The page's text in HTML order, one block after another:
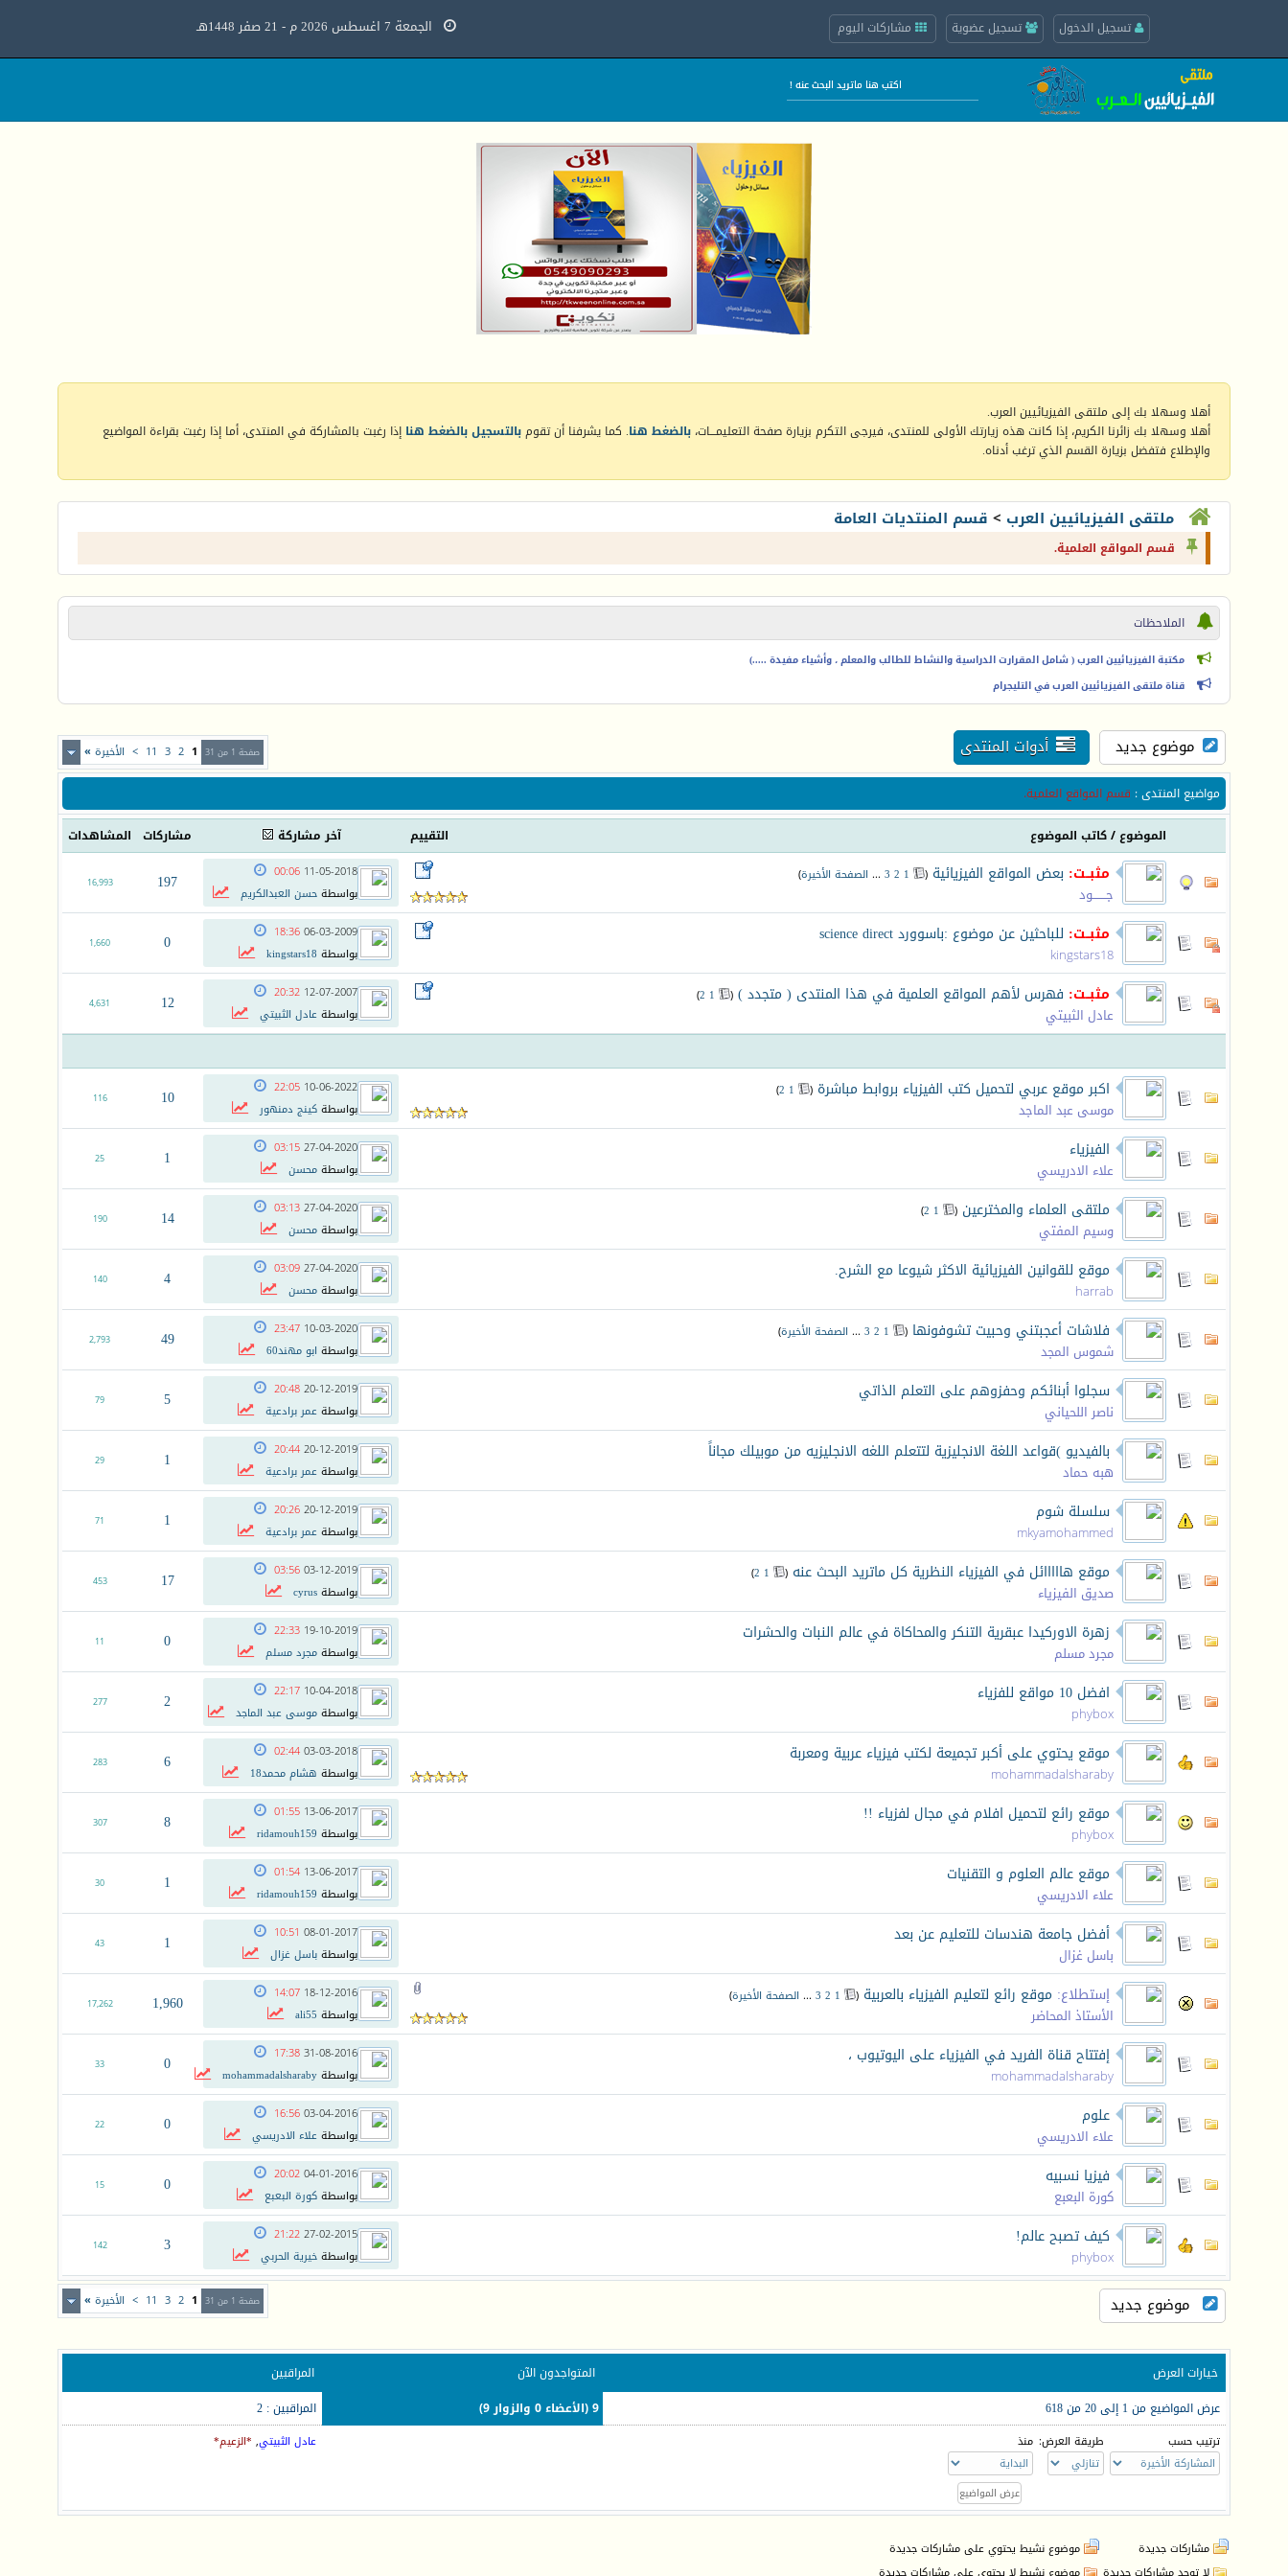
تسجيل الدخول تسجيل عضوية مشاركات اليوم الجمعة 7 اغسطس 2026 م - 21 صفر 1448هـ
أهلا وسهلا بك إلى ملتقى الفيزيائيين العرب.
أهلا وسهلا بك زائرنا الكريم، إذا كانت هذه زيارتك الأولى للمنتدى، فيرجى التكرم بزيارة صفحة التعليمـــات، بالضغط هنا. كما يشرفنا أن تقومبالتسجيل بالضغط هنا إذا رغبت بالمشاركة في المنتدى، أما إذا رغبت بقراءة المواضيع
والإطلاع فتفضل بزيارة القسم الذي ترغب أدناه.
ملتقى الفيزيائيين العرب > قسم المنتديات العامة
قسم المواقع العلمية.
الملاحظات
مكتبة الفيزيائيين العرب ( شامل المقرارت الدراسية والنشاط للطالب والمعلم ، وأشياء مفيدة .....)
قناة ملتقى الفيزيائيين العرب في التليجرام
موضوع جديد أدوات المنتدى صفحة 1 من 31 1
2
3
11
> الأخيرة »
مواضيع المنتدى: قسم المواقع العلمية.
التقييم
الموضوع/كاتب الموضوع آخر مشاركة مشاركات المشاهدات
مثبــت: بعض المواقع الفيزيائية (
1
2
3
... الصفحة الأخيرة)
جـــــــود
11-05-2018
00:06
بواسطةحسن العبدالكريم 197
16,993
مثبــت: للباحثين عن موضوع :باسوورد science direct
kingstars18
06-03-2009
18:36
بواسطة kingstars18
0
1,660
مثبــت: فهرس لأهم المواقع العلمية في هذا المنتدى ( متجدد ) (
1
2
)
عادل الثبيتي
12-07-2007
20:32
بواسطةعادل الثبيتي 12
4,631
اكبر موقع عربي لتحميل كتب الفيزياء بروابط مباشرة (
1
2
)
موسى عبد الماجد
10-06-2022
22:05
بواسطةكينج دمنهور 10
116
الفيزياء
علاء الادريسي
27-04-2020
03:15
بواسطةمحسن 1
25
ملتقى العلماء والمخترعين (
1
2
)
وسيم المفتي
27-04-2020
03:13
بواسطةمحسن 14
190
موقع للقوانين الفيزيائية الاكثر شيوعا مع الشرح.
harrab
27-04-2020
03:09
بواسطةمحسن 4
140
فلاشات أعجبتني وحبيت تشوفونها (
1
2
3
... الصفحة الأخيرة)
شموس المجد
10-03-2020
23:47
بواسطة ابو مهند60 49
2,793
سجلوا أبنائكم وحفزوهم على التعلم الذاتي
ناصر اللحياني
20-12-2019
20:48
بواسطةعمر برادعية 5
79
بالفيديو )قواعد اللغة الانجليزية لتتعلم اللغه الانجليزيه من موبيلك مجاناً
هبه حماد
20-12-2019
20:44
بواسطةعمر برادعية 1
29
سلسلة شوم
mkyamohammed
20-12-2019
20:26
بواسطةعمر برادعية 1
71
موقع هااااائل في الفيزياء النظرية كل ماتريد البحث عنه (
1
2
)
صديق الفيزياء
03-12-2019
03:56
بواسطةcyrus
17
453
زهرة الاوركيدا عبقرية التنكر والمحاكاة في عالم النبات والحشرات
مجرد مسلم
19-10-2019
22:33
بواسطةمجرد مسلم 0
11
افضل 10 مواقع للفزياء
phybox
10-04-2018
22:17
بواسطةموسى عبد الماجد 2
277
موقع يحتوي على أكبر تجميعة لكتب فيزياء عربية ومعربة
mohammadalsharaby
03-03-2018
02:44
بواسطة هشام محمد18 6
283
موقع رائع لتحميل افلام في مجال لفزياء !!
phybox
13-06-2017
01:55
بواسطة ridamouh159
8
307
موقع عالم العلوم و التقنيات
علاء الادريسي
13-06-2017
01:54
بواسطة ridamouh159
1
30
أفضل جامعة هندسات للتعليم عن بعد
باسل غزال
08-01-2017
10:51
بواسطةباسل غزال 1
43
إستطلاع: موقع رائع لتعليم الفيزياء بالعربية (
1
2
3
... الصفحة الأخيرة)
الأستاذ المحاضر
18-12-2016
14:07
بواسطة ali55
1,960
17,262
إفتتاح قناة الفريد في الفيزياء على اليوتيوب ،
mohammadalsharaby
31-08-2016
17:38
بواسطةmohammadalsharaby
0
33
علوم
علاء الادريسي
03-04-2016
16:56
بواسطةعلاء الادريسي 0
22
فيزيا نسبيه
كورة البعبع
04-01-2016
20:02
بواسطةكورة البعبع 0
15
كيف تصبح عالم!
phybox
27-02-2015
21:22
بواسطةخيرية الحربي 3
142
موضوع جديد صفحة 1 من 31 1
2
3
11
> الأخيرة »
خيارات العرض المتواجدون الآن
المراقبين
عرض المواضيع من 1 إلى 20 من 618
9 (الأعضاء 0 والزوار 9) المراقبين : 2
ترتيب حسب طريقة العرض: منذ عادل الثبيتي, *الزعيم*
مشاركات جديدة
موضوع نشيط يحتوي على مشاركات جديدة